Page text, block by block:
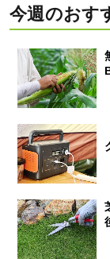
今週のおす